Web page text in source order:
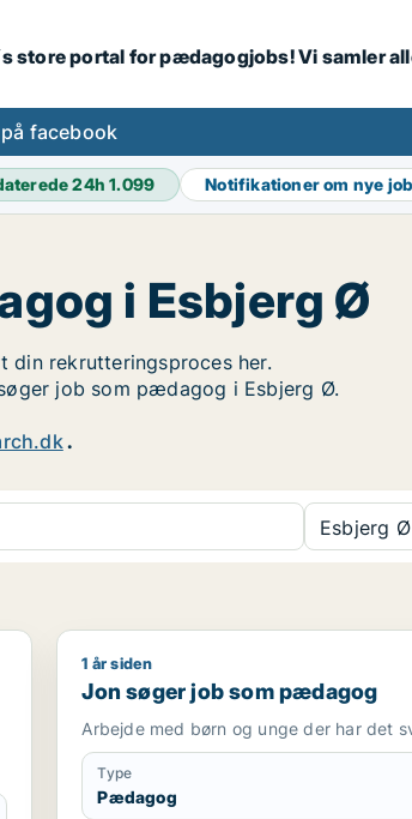
store portal for pædagogjobs! Vi samler
facebook
24h1.099 Notifikationer om nye
i Esbjerg Ø
din rekrutteringsproces her.
job som pædagog i Esbjerg Ø.
.
Esbjerg Ø
Jon søger job som pædagog
1 år siden
Jon søger job som pædagog
Arbejde med børn og unge der har det
Type
Pædagog